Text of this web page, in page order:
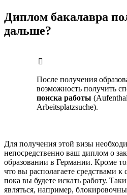
Диплом бакалавра
дальше?
После получения
возможность получить
поиска работы
Arbeitsplatzsuche).
Для получения этой визы
непосредственно ваш диплом о
образовании в Германии. Кроме
что вы располагаете средствами
пока вы будете искать работу.
являться, например,